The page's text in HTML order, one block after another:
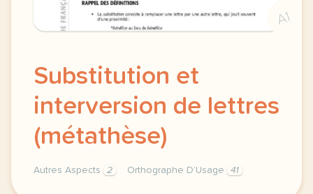
A1
Substitution et
interversion de lettres
(métathèse)
Autres Aspects 2 Orthographe D’Usage 41
orthographe d usage orthographe d usage